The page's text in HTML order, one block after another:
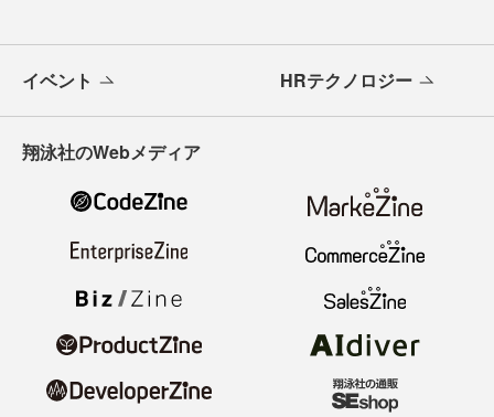
イベント HRテクノロジー
翔泳社のWebメディア